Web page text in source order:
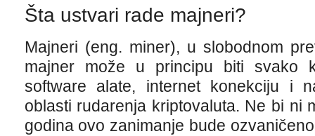
Šta ustvari rade majneri?
Majneri (eng. miner), u slobodnom
majner može u principu biti svako
software alate, internet konekciju i
oblasti rudarenja kriptovaluta. Ne bi ni
godina ovo zanimanje bude